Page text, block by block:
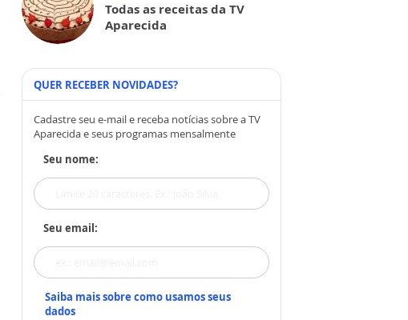
Todas as receitas da TV
Aparecida
QUER RECEBER NOVIDADES?
Cadastre seu e-mail e receba notícias sobre a TV
Aparecida e seus programas mensalmente
Seu nome:
Seu email:
Saiba mais sobre como usamos seus
dados